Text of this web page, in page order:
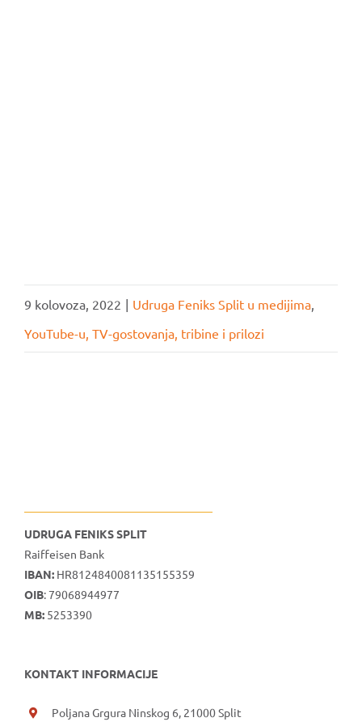
9 kolovoza, 2022 | Udruga Feniks Split u medijima,
YouTube-u, TV-gostovanja, tribine i prilozi
UDRUGA FENIKS SPLIT
Raiffeisen Bank
IBAN:HR8124840081135155359
OIB: 79068944977
MB:5253390
KONTAKT INFORMACIJE
Poljana Grgura Ninskog 6, 21000 Split